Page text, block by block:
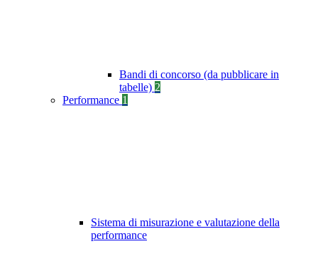
Bandi di concorso (da pubblicare in
tabelle) 2
Performance 1
Sistema di misurazione e valutazione della
performance